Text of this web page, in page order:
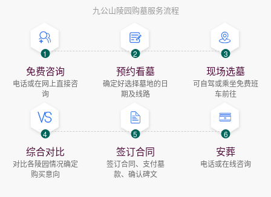
九公山陵园购墓服务流程
1
免费咨询
电话或在网上直接咨
询
2
预约看墓
确定好选择墓地的日
期及线路
3
现场选墓
可自驾或乘坐免费班
车前往
4
综合对比
对比各陵园情况确定
购买意向
5
签订合同
签订合同、支付墓
款、确认碑文
6
安葬
电话或在线咨询